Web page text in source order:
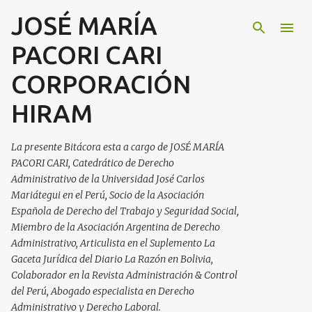
Ir al contenido principal
JOSÉ MARÍA
PACORI CARI
CORPORACIÓN
HIRAM
La presente Bitácora esta a cargo de JOSÉ MARÍA
PACORI CARI, Catedrático de Derecho
Administrativo de la Universidad José Carlos
Mariátegui en el Perú, Socio de la Asociación
Española de Derecho del Trabajo y Seguridad Social,
Miembro de la Asociación Argentina de Derecho
Administrativo, Articulista en el Suplemento La
Gaceta Jurídica del Diario La Razón en Bolivia,
Colaborador en la Revista Administración & Control
del Perú, Abogado especialista en Derecho
Administrativo y Derecho Laboral.